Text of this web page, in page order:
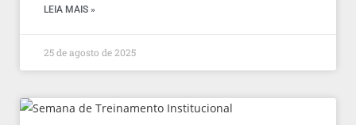
LEIA MAIS »
25 de agosto de 2025